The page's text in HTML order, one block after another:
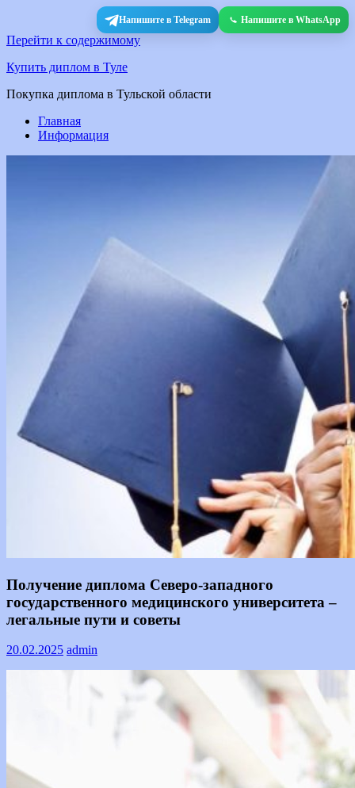
Напишите в Telegram Напишите в WhatsApp
Перейти к содержимому
Купить диплом в Туле
Покупка диплома в Тульской области
Главная
Информация
Информация
Получение диплома Северо-западного
государственного медицинского университета –
легальные пути и советы
20.02.2025 admin